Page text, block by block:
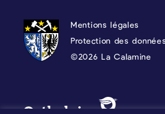
PROTECTION DES
Mentions légales
Protection des
©2026 La Calamine